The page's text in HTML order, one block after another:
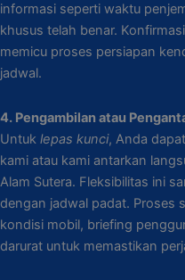
informasi seperti waktu
khusus telah benar.
memicu proses persiapan
jadwal.
4. Pengambilan atau
Untuk lepas kunci, Anda
kami atau kami antarkan
Alam Sutera. Fleksibilitas ini
dengan jadwal padat. Proses
kondisi mobil, briefing
darurat untuk memastikan